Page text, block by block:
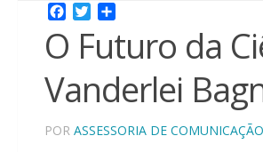
Facebook
Twitter
O Futuro da
Vanderlei
POR ASSESSORIA DE COMUNICAÇÃO